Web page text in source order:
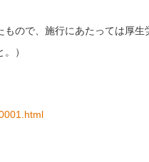
もので、施行にあたっては厚生
）